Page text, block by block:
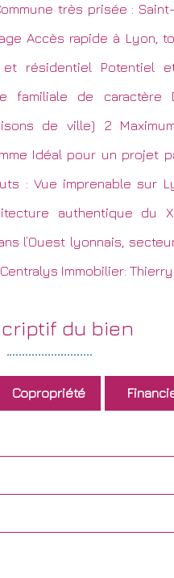
très prisée :
Accès rapide à Lyon,
et résidentiel Potentiel
familiale de caractère
de ville) 2
Idéal pour un projet
: Vue imprenable sur
authentique du
l’Ouest lyonnais,
Immobilier: Thierry
du bien
Copropriété